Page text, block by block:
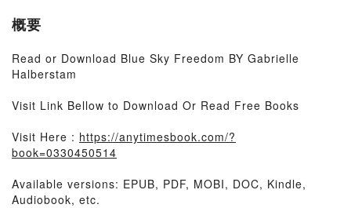
概要
Read or Download Blue Sky Freedom BY Gabrielle
Halberstam
Visit Link Bellow to Download Or Read Free Books
Visit Here : https://anytimesbook.com/?
book=0330450514
Available versions: EPUB, PDF, MOBI, DOC, Kindle,
Audiobook, etc.